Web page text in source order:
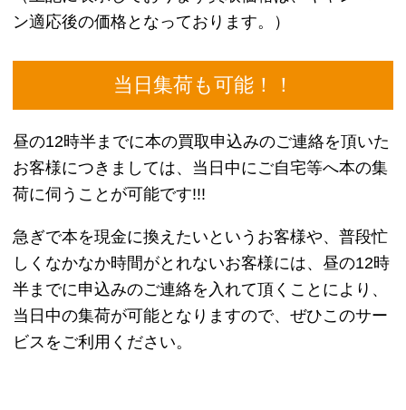
グッさんの友人で坊主頭に貯金箱ハゲがある。
普段は建設工事の現場監督をしている。
トヨタ・スプリンタートレノに乗っていたが事故で
買った機に別れることになる。
現在はグッさんと共にトリーズンを脱退し、スパー
【ヒロ】
グッさんの先輩でトリーズンの初代会長で中古車店
の店主をしている。
人望があり、族にしては最強でチームのみんなに対
決めゼリフは「環状なめんなよ」。